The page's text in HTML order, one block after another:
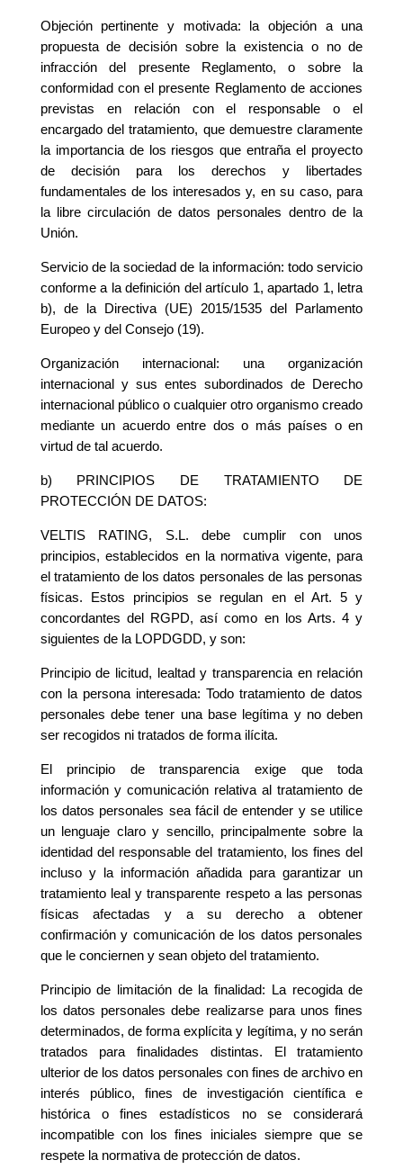
Objeción pertinente y motivada: la objeción a una
propuesta de decisión sobre la existencia o no de
infracción del presente Reglamento, o sobre la
conformidad con el presente Reglamento de acciones
previstas en relación con el responsable o el
encargado del tratamiento, que demuestre claramente
la importancia de los riesgos que entraña el proyecto
de decisión para los derechos y libertades
fundamentales de los interesados y, en su caso, para
la libre circulación de datos personales dentro de la
Unión.
Servicio de la sociedad de la información: todo servicio
conforme a la definición del artículo 1, apartado 1, letra
b), de la Directiva (UE) 2015/1535 del Parlamento
Europeo y del Consejo (19).
Organización internacional: una organización
internacional y sus entes subordinados de Derecho
internacional público o cualquier otro organismo creado
mediante un acuerdo entre dos o más países o en
virtud de tal acuerdo.
b) PRINCIPIOS DE TRATAMIENTO DE
PROTECCIÓN DE DATOS:
VELTIS RATING, S.L. debe cumplir con unos
principios, establecidos en la normativa vigente, para
el tratamiento de los datos personales de las personas
físicas. Estos principios se regulan en el Art. 5 y
concordantes del RGPD, así como en los Arts. 4 y
siguientes de la LOPDGDD, y son:
Principio de licitud, lealtad y transparencia en relación
con la persona interesada: Todo tratamiento de datos
personales debe tener una base legítima y no deben
ser recogidos ni tratados de forma ilícita.
El principio de transparencia exige que toda
información y comunicación relativa al tratamiento de
los datos personales sea fácil de entender y se utilice
un lenguaje claro y sencillo, principalmente sobre la
identidad del responsable del tratamiento, los fines del
incluso y la información añadida para garantizar un
tratamiento leal y transparente respeto a las personas
físicas afectadas y a su derecho a obtener
confirmación y comunicación de los datos personales
que le conciernen y sean objeto del tratamiento.
Principio de limitación de la finalidad: La recogida de
los datos personales debe realizarse para unos fines
determinados, de forma explícita y legítima, y no serán
tratados para finalidades distintas. El tratamiento
ulterior de los datos personales con fines de archivo en
interés público, fines de investigación científica e
histórica o fines estadísticos no se considerará
incompatible con los fines iniciales siempre que se
respete la normativa de protección de datos.